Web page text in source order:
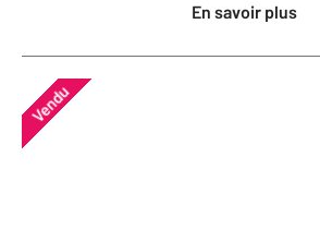
En savoir plus
Vendu